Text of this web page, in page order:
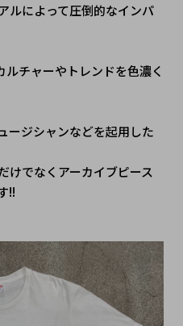
ルによって圧倒的なインパ
チャーやトレンドを色濃く
ージシャンなどを起用した
けでなくアーカイブピース
!!